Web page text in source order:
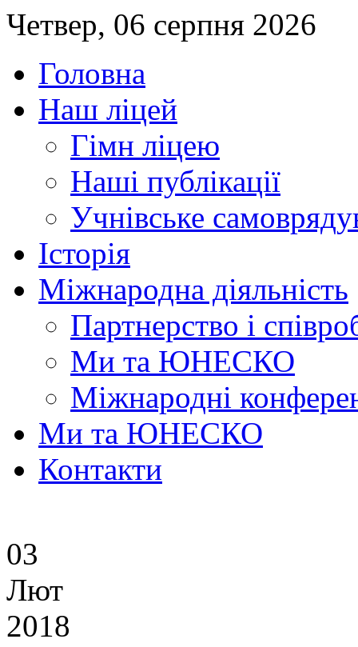
Четвер, 06 серпня 2026
Головна
Наш ліцей
Гімн ліцею
Наші публікації
Учнівське
Історія
Міжнародна діяльність
Партнерство і
Ми та ЮНЕСКО
Міжнародні
Ми та ЮНЕСКО
Контакти
03
Лют
2018